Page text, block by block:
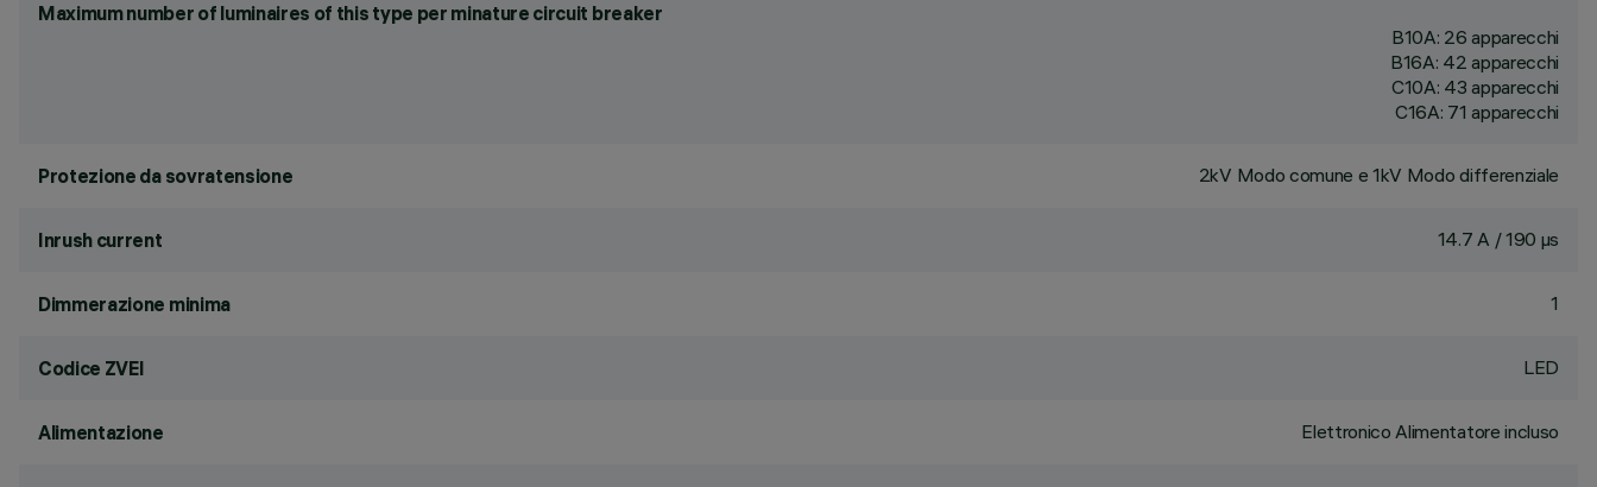
Maximum number of luminaires of this type per minature circuit breaker
B10A: 26 apparecchi
B16A: 42 apparecchi
C10A: 43 apparecchi
C16A: 71 apparecchi
Protezione da sovratensione 2kV Modo comune e 1kV Modo differenziale
Inrush current 14.7 A / 190 µs
Dimmerazione minima 1
Codice ZVEI LED
Alimentazione Elettronico Alimentatore incluso